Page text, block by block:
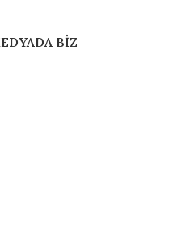
BIZ